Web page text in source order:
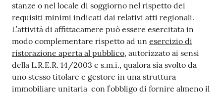
stanze o nel locale di soggiorno nel rispetto dei
requisiti minimi indicati dai relativi atti regionali.
L’attività di affittacamere può essere esercitata in
modo complementare rispetto ad un esercizio di
ristorazione aperta al pubblico, autorizzato ai sensi
della L.R.E.R. 14/2003 e s.m.i., qualora sia svolto da
uno stesso titolare e gestore in una struttura
immobiliare unitaria con l’obbligo di fornire almeno il